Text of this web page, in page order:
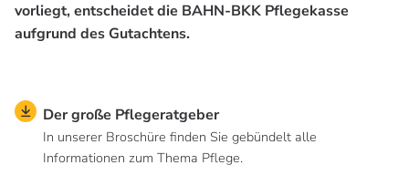
vorliegt, entscheidet die BAHN-BKK Pflegekasse
aufgrund des Gutachtens.
Der große Pflegeratgeber
In unserer Broschüre finden Sie gebündelt alle
Informationen zum Thema Pflege.